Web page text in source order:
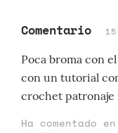
Comentario
Poca broma con
con un tutorial
crochet
Ha comentado